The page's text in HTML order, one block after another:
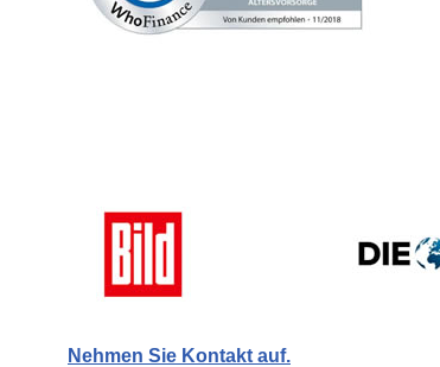
Nehmen Sie Kontakt auf.